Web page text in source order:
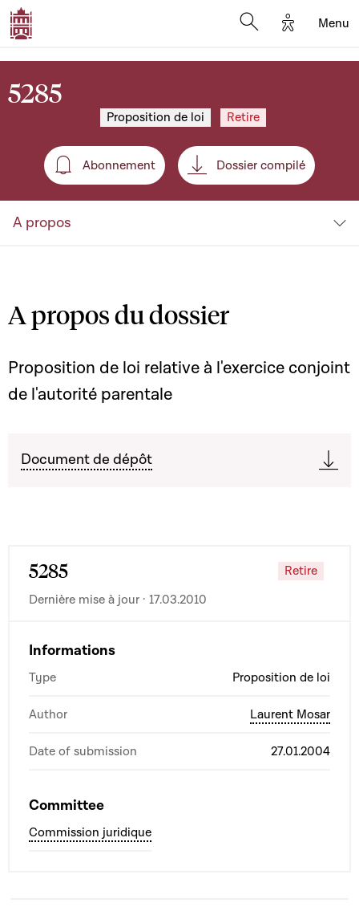
Options
Menu
5285
Proposition de loi Retire
Abonnement
Abonnement Dossier compilé
A propos
A propos du dossier
Proposition de loi relative à l'exercice conjoint
de l'autorité parentale
Document de dépôt
5285
Retire
Dernière mise à jour · 17.03.2010
Informations
Type Proposition de loi
Author Laurent Mosar
Date of submission 27.01.2004
Committee
Commission juridique